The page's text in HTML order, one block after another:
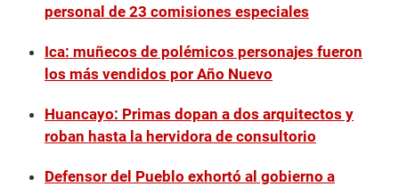
personal de 23 comisiones especiales
Ica: muñecos de polémicos personajes fueron
los más vendidos por Año Nuevo
Huancayo: Primas dopan a dos arquitectos y
roban hasta la hervidora de consultorio
Defensor del Pueblo exhortó al gobierno a